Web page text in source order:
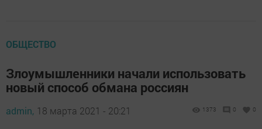
ОБЩЕСТВО
Злоумышленники начали использовать
новый способ обмана россиян
admin, 18 марта 2021 - 20:21 1373 0 0